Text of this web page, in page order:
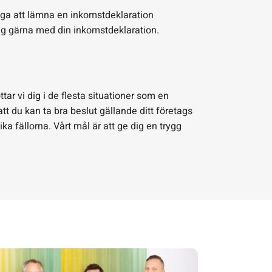
att lämna en inkomstdeklaration
gärna med din inkomstdeklaration.
vi dig i de flesta situationer som en
du kan ta bra beslut gällande ditt företags
fällorna. Vårt mål är att ge dig en trygg